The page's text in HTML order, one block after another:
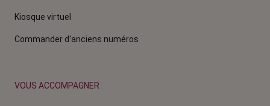
Kiosque virtuel
Commander d'anciens numéros
VOUS ACCOMPAGNER